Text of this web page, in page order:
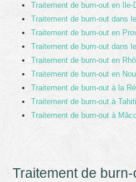
Traitement de burn-out en Ile-
Traitement de burn-out dans
Traitement de burn-out en
Traitement de burn-out dans
Traitement de burn-out en
Traitement de burn-out en
Traitement de burn-out à la
Traitement de burn-out à Tahiti
Traitement de burn-out à
Traitement de